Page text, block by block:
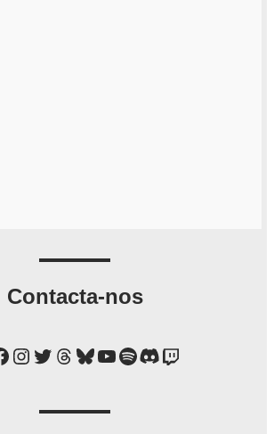
Contacta-nos
Instagram Twitter Threads Bluesky YouTube Spotify Discord Twitch